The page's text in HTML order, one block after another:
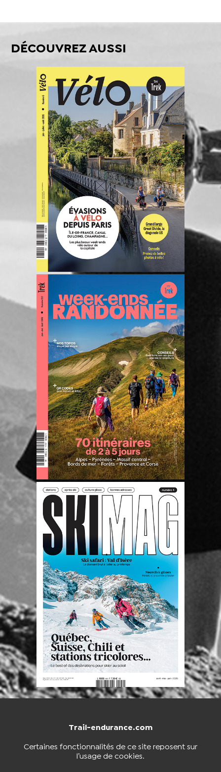
Trail-endurance.com
Certaines fonctionnalités de ce site reposent sur
l’usage de cookies.
DÉCOUVREZ AUSSI
NOUS CONTACTER BOUTIQUE